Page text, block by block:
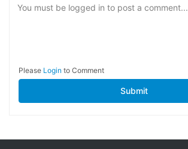
You must be logged in to post a comment...
Please Login to Comment
Submit